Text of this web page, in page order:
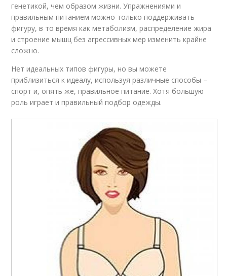
генетикой, чем образом жизни. Упражнениями и
правильным питанием можно только поддерживать
фигуру, в то время как метаболизм, распределение жира
и строение мышц без агрессивных мер изменить крайне
сложно.
Нет идеальных типов фигуры, но вы можете
приблизиться к идеалу, используя различные способы –
спорт и, опять же, правильное питание. Хотя большую
роль играет и правильный подбор одежды.